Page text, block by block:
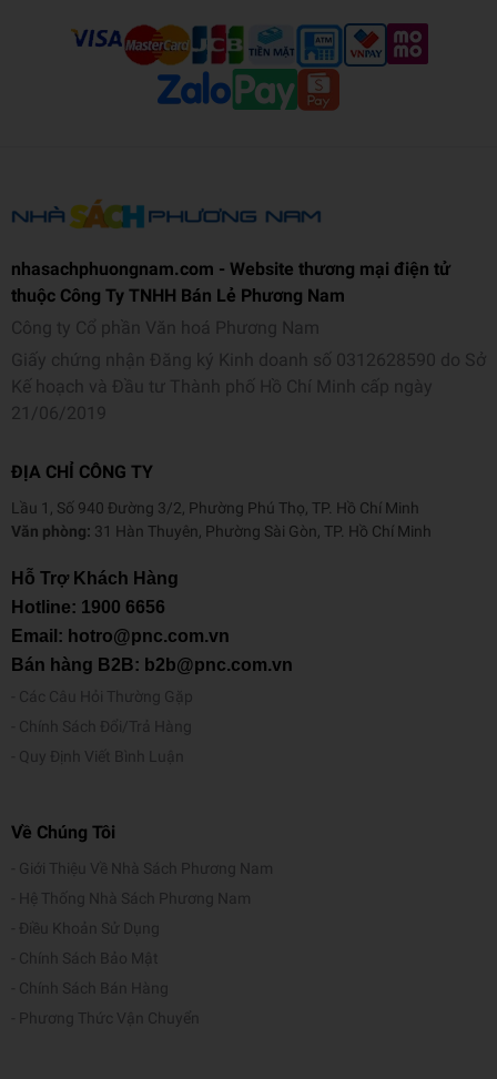
nhasachphuongnam.com - Website thương mại điện tử
thuộc Công Ty TNHH Bán Lẻ Phương Nam
Công ty Cổ phần Văn hoá Phương Nam
Giấy chứng nhận Đăng ký Kinh doanh số 0312628590 do Sở
Kế hoạch và Đầu tư Thành phố Hồ Chí Minh cấp ngày
21/06/2019
ĐỊA CHỈ CÔNG TY
Lầu 1, Số 940 Đường 3/2, Phường Phú Thọ, TP. Hồ Chí Minh
Văn phòng: 31 Hàn Thuyên, Phường Sài Gòn, TP. Hồ Chí Minh
Hỗ Trợ Khách Hàng
Hotline: 1900 6656
Email: hotro@pnc.com.vn
Bán hàng B2B: b2b@pnc.com.vn
Các Câu Hỏi Thường Gặp
Chính Sách Đổi/Trả Hàng
Quy Định Viết Bình Luận
Về Chúng Tôi
Giới Thiệu Về Nhà Sách Phương Nam
Hệ Thống Nhà Sách Phương Nam
Điều Khoản Sử Dụng
Chính Sách Bảo Mật
Chính Sách Bán Hàng
Phương Thức Vận Chuyển